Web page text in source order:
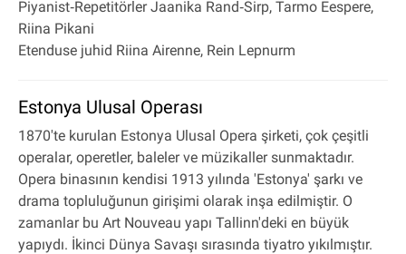
Piyanist‐Repetitörler Jaanika Rand‐Sirp, Tarmo Eespere,
Riina Pikani
Etenduse juhid Riina Airenne, Rein Lepnurm
Estonya Ulusal Operası
1870'te kurulan Estonya Ulusal Opera şirketi, çok çeşitli
operalar, operetler, baleler ve müzikaller sunmaktadır.
Opera binasının kendisi 1913 yılında 'Estonya' şarkı ve
drama topluluğunun girişimi olarak inşa edilmiştir. O
zamanlar bu Art Nouveau yapı Tallinn'deki en büyük
yapıydı. İkinci Dünya Savaşı sırasında tiyatro yıkılmıştır.